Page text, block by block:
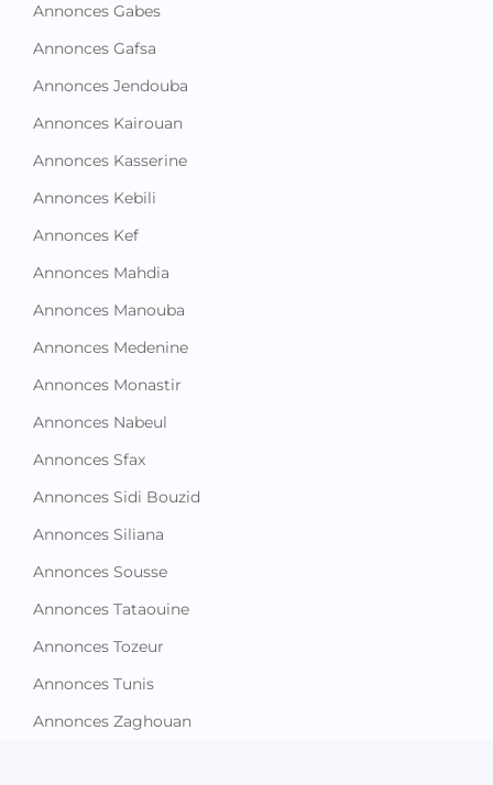
Annonces Gabes
Annonces Gafsa
Annonces Jendouba
Annonces Kairouan
Annonces Kasserine
Annonces Kebili
Annonces Kef
Annonces Mahdia
Annonces Manouba
Annonces Medenine
Annonces Monastir
Annonces Nabeul
Annonces Sfax
Annonces Sidi Bouzid
Annonces Siliana
Annonces Sousse
Annonces Tataouine
Annonces Tozeur
Annonces Tunis
Annonces Zaghouan